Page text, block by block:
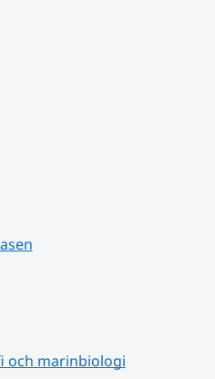
och marinbiologi